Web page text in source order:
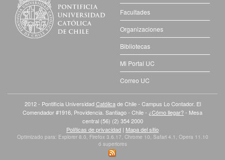
Facultades
Organizaciones
Bibliotecas
Mi Portal UC
Correo UC
2012 - Pontificia UniversidadCatólica de Chile - Campus Lo Contador. El
Comendador #1916, Providencia. Santiago - Chile - ¿Cómo llegar?- Mesa
central (56) (2) 354 2000
Políticas de privacidad | Mapa del sitio
Optimizado para: Explorer 8.0, Firefox 3.6.17, Chrome 10, Safari 4.1, Opera 11.10
ó superiores